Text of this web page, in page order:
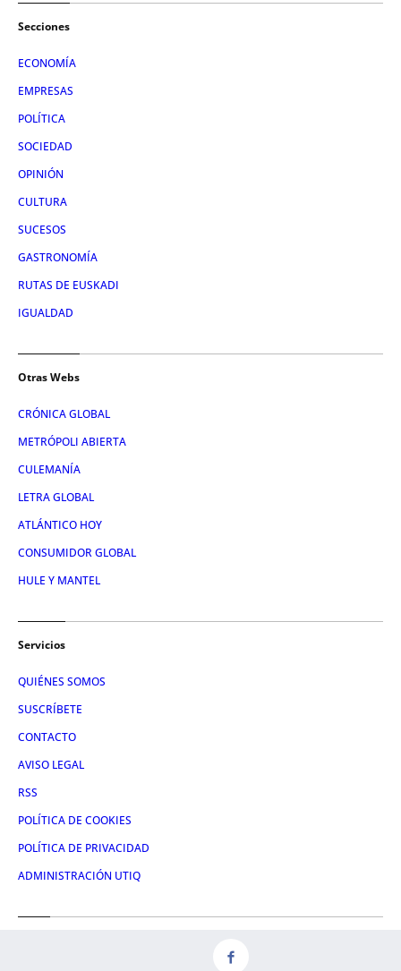
Secciones
ECONOMÍA
EMPRESAS
POLÍTICA
SOCIEDAD
OPINIÓN
CULTURA
SUCESOS
GASTRONOMÍA
RUTAS DE EUSKADI
IGUALDAD
Otras Webs
CRÓNICA GLOBAL
METRÓPOLI ABIERTA
CULEMANÍA
LETRA GLOBAL
ATLÁNTICO HOY
CONSUMIDOR GLOBAL
HULE Y MANTEL
Servicios
QUIÉNES SOMOS
SUSCRÍBETE
CONTACTO
AVISO LEGAL
RSS
POLÍTICA DE COOKIES
POLÍTICA DE PRIVACIDAD
ADMINISTRACIÓN UTIQ